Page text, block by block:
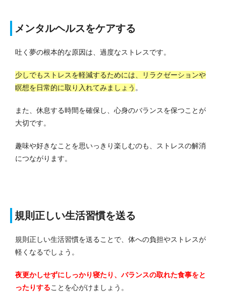
メンタルヘルスをケアする
吐く夢の根本的な原因は、過度なストレスです。
少しでもストレスを軽減するためには、リラクゼーションや
瞑想を日常的に取り入れてみましょう 。
また、休息する時間を確保し、心身のバランスを保つことが
大切です。
趣味や好きなことを思いっきり楽しむのも、ストレスの解消
につながります。
規則正しい生活習慣を送る
規則正しい生活習慣を送ることで、体への負担やストレスが
軽くなるでしょう。
夜更かしせずにしっかり寝たり、バランスの取れた食事をと
ったりすることを心がけましょう。